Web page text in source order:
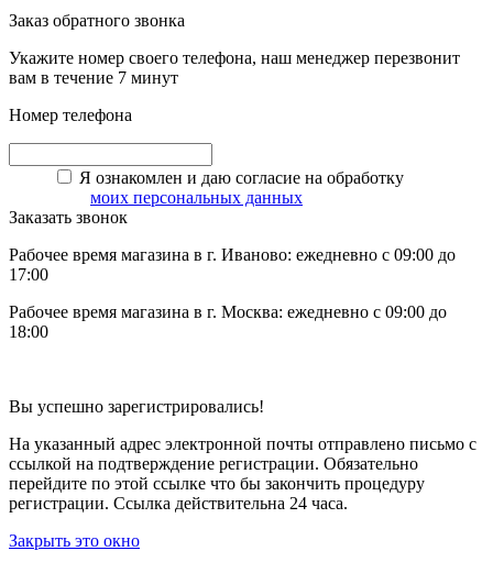
Заказ обратного звонка
Укажите номер своего телефона, наш менеджер перезвонит
вам в течение 7 минут
Номер телефона
Я ознакомлен и даю согласие на обработку
моих персональных данных
Заказать звонок
Рабочее время магазина в г. Иваново: ежедневно с 09:00 до
17:00
Рабочее время магазина в г. Москва: ежедневно с 09:00 до
18:00
Вы успешно зарегистрировались!
На указанный адрес электронной почты отправлено письмо с
ссылкой на подтверждение регистрации. Обязательно
перейдите по этой ссылке что бы закончить процедуру
регистрации. Ссылка действительна 24 часа.
Закрыть это окно